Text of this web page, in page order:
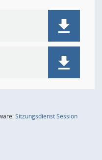
SitzungsdienstSession(Wird in